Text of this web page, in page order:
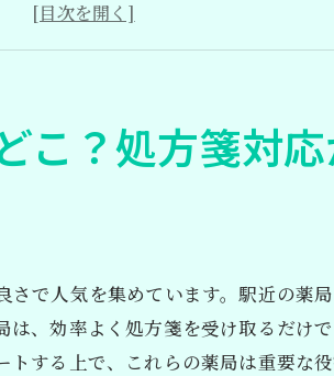
る薬局の信頼性
薬局の魅力
心！薬局の利用ガイド
探す！処方箋の受け取りがすぐにで
た薬局のメリット
サービス内容を比較
が可能な薬局
こ？処方箋対
で人気を集めています。駅近の薬
、効率よく処方箋を受け取るだけ
する上で、これらの薬局は重要な役